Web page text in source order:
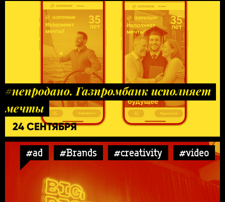
#непродано. Газпромбанк исполняет
мечты
24 СЕНТЯБРЯ
#ad #Brands #creativity #video